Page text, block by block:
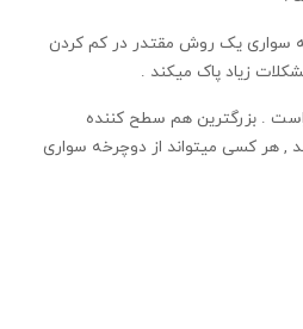
سواری یک روش مقتدر در کم کردن
زیاد پاک میکند .
. بزرگترین هم سطح کننده
, هر کسی میتواند از دوچرخه سواری